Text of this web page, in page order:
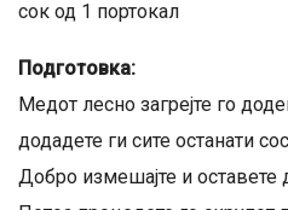
сок од 1 портокал
Подготовка:
Медот лесно загрејте го
додадете ги сите останати
Добро измешајте и оставете